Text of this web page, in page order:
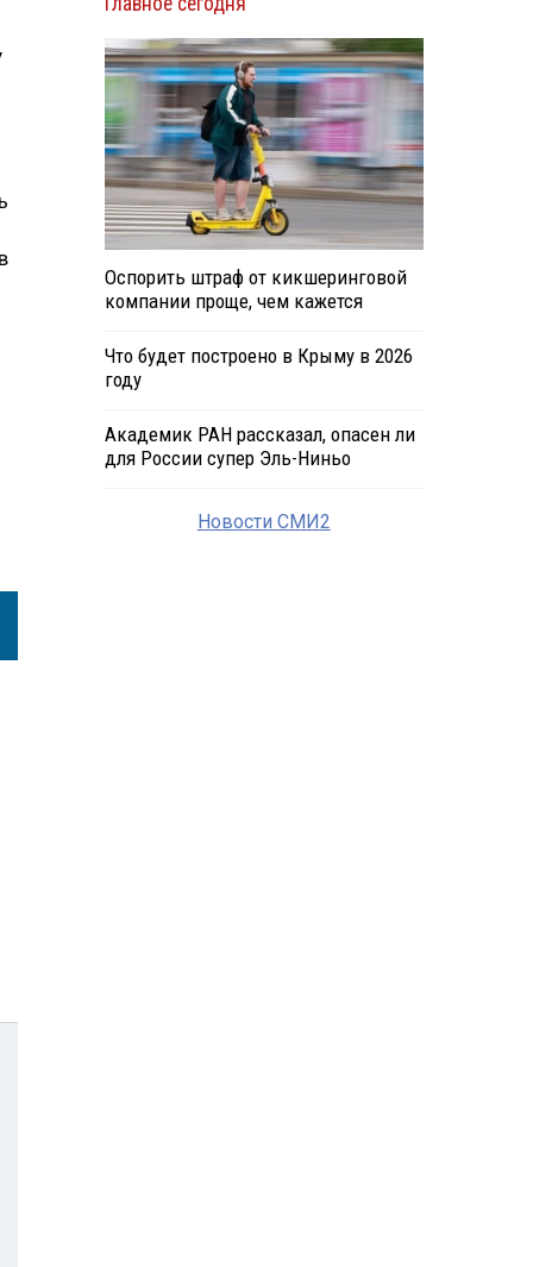
Оспорить штраф от кикшеринговой
компании проще, чем кажется
Что будет построено в Крыму в 2026
году
Академик РАН рассказал, опасен ли
для России супер Эль-Ниньо
Новости СМИ2